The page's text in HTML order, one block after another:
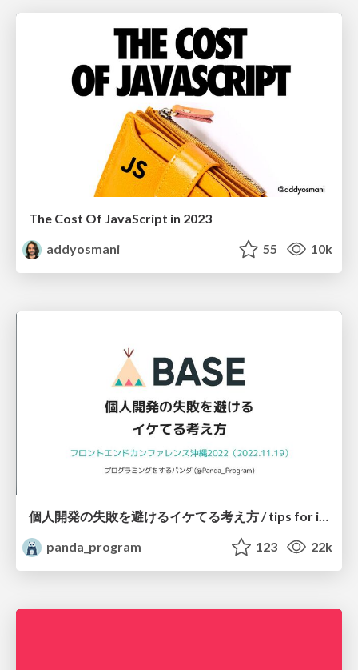
The Cost Of JavaScript in 2023
addyosmani
55 10k
個人開発の失敗を避けるイケてる考え方 / tips for indie hackers
panda_program
123 22k